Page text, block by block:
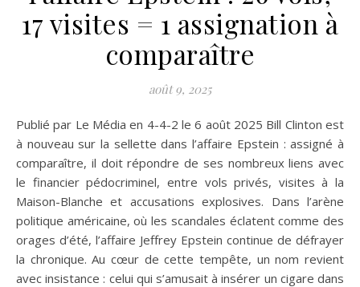
17 visites = 1 assignation à
comparaître
août 9, 2025
Publié par Le Média en 4-4-2 le 6 août 2025 Bill Clinton est
à nouveau sur la sellette dans l’affaire Epstein : assigné à
comparaître, il doit répondre de ses nombreux liens avec
le financier pédocriminel, entre vols privés, visites à la
Maison-Blanche et accusations explosives. Dans l’arène
politique américaine, où les scandales éclatent comme des
orages d’été, l’affaire Jeffrey Epstein continue de défrayer
la chronique. Au cœur de cette tempête, un nom revient
avec insistance : celui qui s’amusait à insérer un cigare dans